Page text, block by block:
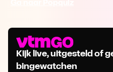
Kijk live, uitgesteld of
bingewatchen